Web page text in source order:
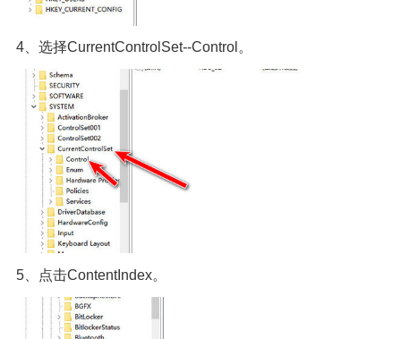
4、选择CurrentControlSet--Control。
5、点击ContentIndex。